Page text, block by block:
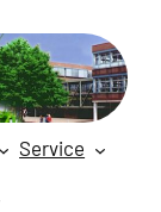
Service